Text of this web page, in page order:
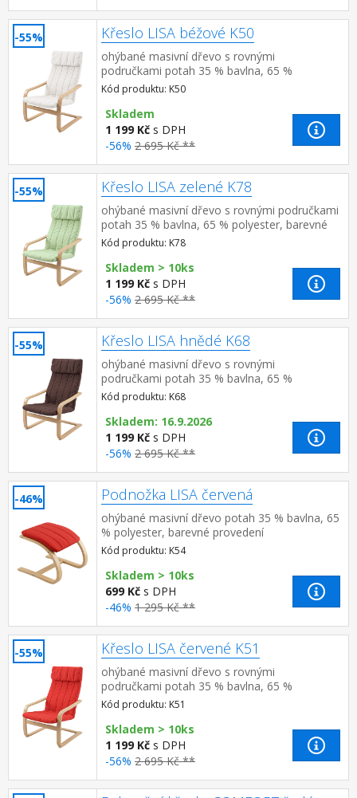
-55% Křeslo LISA béžové K50
ohýbané masivní dřevo s rovnými
područkami potah 35 % bavlna, 65 %
polyester, barevné provedení krémově
bílá možno doplnit podnožkou LISA K5...
Kód produktu: K50
Skladem
1 199 Kč s DPH
-56% 2 695 Kč **
-55% Křeslo LISA zelené K78
ohýbané masivní dřevo s rovnými područkami
potah 35 % bavlna, 65 % polyester, barevné
provedení světle zelená
Kód produktu: K78
Skladem > 10ks
1 199 Kč s DPH
-56% 2 695 Kč **
-55% Křeslo LISA hnědé K68
ohýbané masivní dřevo s rovnými
područkami potah 35 % bavlna, 65 %
polyester, barevné provedení hnědá možno
doplnit podnožkou LISA K69
Kód produktu: K68
Skladem: 16.9.2026
1 199 Kč s DPH
-56% 2 695 Kč **
-46% Podnožka LISA červená
ohýbané masivní dřevo potah 35 % bavlna, 65
% polyester, barevné provedení
červená doplněk ke křeslu LISA K51
Kód produktu: K54
Skladem > 10ks
699 Kč s DPH
-46% 1 295 Kč **
-55% Křeslo LISA červené K51
ohýbané masivní dřevo s rovnými
područkami potah 35 % bavlna, 65 %
polyester, barevné provedení červená možno
doplnit podnožkou LISA K54
Kód produktu: K51
Skladem > 10ks
1 199 Kč s DPH
-56% 2 695 Kč **